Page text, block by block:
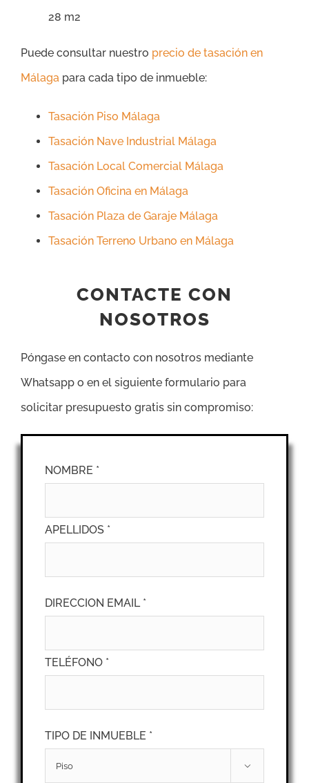
28 m2
Puede consultar nuestro precio de tasación en
Málaga para cada tipo de inmueble:
Tasación Piso Málaga
Tasación Nave Industrial Málaga
Tasación Local Comercial Málaga
Tasación Oficina en Málaga
Tasación Plaza de Garaje Málaga
Tasación Terreno Urbano en Málaga
CONTACTE CON
NOSOTROS
Póngase en contacto con nosotros mediante
Whatsapp o en el siguiente formulario para
solicitar presupuesto gratis sin compromiso:
NOMBRE *
APELLIDOS *
DIRECCION EMAIL *
TELÉFONO *
TIPO DE INMUEBLE *
